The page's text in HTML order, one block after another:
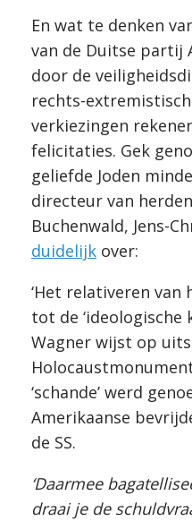
En wat te denken
van de Duitse partij
door de
rechts-
verkiezingen
felicitaties. Gek
geliefde Joden
directeur van
Buchenwald, Jens-
duidelijk over:
‘Het relativeren
tot de ‘ideologische
Wagner wijst op
‘schande’ werd
Amerikaanse
de SS.
‘Daarmee
draai je de